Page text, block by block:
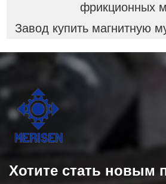
фрикционных
Завод купить магнитную
Хотите стать новым